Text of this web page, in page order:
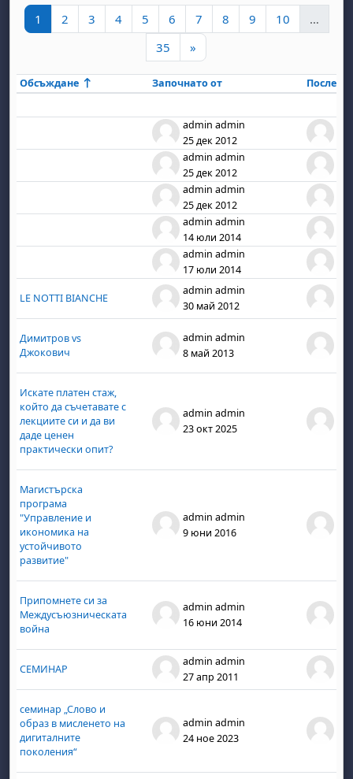
1 Страница 1
2Страница 2
3Страница 3
4Страница 4
5Страница 5
6Страница 6
7Страница 7
8Страница 8
9Страница 9
10Страница
…
35 Страница 35
»
Състояние
Обсъждане Започнато от
admin admin
25 дек 2012
admin admin
25 дек 2012
admin admin
25 дек 2012
admin admin
14 юли 2014
admin admin
17 юли 2014
LE NOTTI BIANCHE
admin admin
30 май 2012
Димитров vs
Джокович
admin admin
8 май 2013
Искате платен стаж,
който да съчетавате с
лекциите си и да ви
даде ценен
практически опит?
admin admin
23 окт 2025
Магистърска
програма
"Управление и
икономика на
устойчивото
развитие"
admin admin
9 юни 2016
Припомнете си за
Междусъюзническата
война
admin admin
16 юни 2014
СЕМИНАР
admin admin
27 апр 2011
семинар „Слово и
образ в мисленето на
дигиталните
поколения“
admin admin
24 ное 2023
1 август
неделя, 2 август
6 август
август8 август
неделя, 9 август
август
август
15 август
неделя, 16 август
август
август
22 август
неделя, 23 август
август
август
29 август
неделя, 30 август